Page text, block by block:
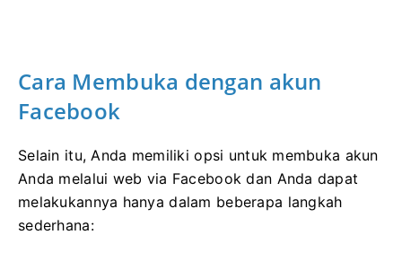
Cara Membuka dengan akun
Facebook
Selain itu, Anda memiliki opsi untuk membuka akun
Anda melalui web via Facebook dan Anda dapat
melakukannya hanya dalam beberapa langkah
sederhana: